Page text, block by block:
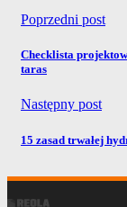
Poprzedni post
Checklista
taras
Następny post
15 zasad trwałej